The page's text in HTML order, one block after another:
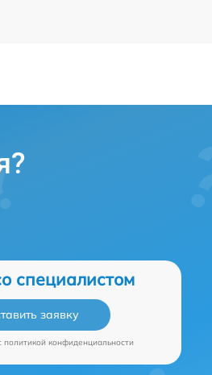
специалистом
заявку
политикой конфиденциальности